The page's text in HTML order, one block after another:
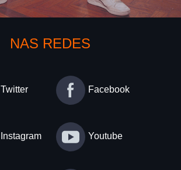
NAS REDES
Twitter Facebook
Instagram Youtube